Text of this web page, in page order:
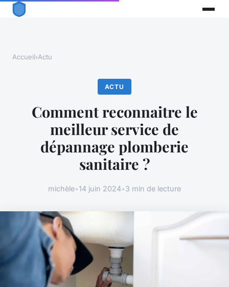
Accueil›Actu
ACTU
Comment reconnaitre le
meilleur service de
dépannage plomberie
sanitaire ?
michèle•14 juin 2024•3 min de lecture